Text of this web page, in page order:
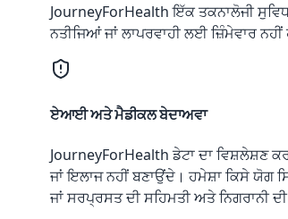
JourneyForHealth ਇੱਕ ਤਕਨਾਲੋਜੀ
ਨਤੀਜਿਆਂ ਜਾਂ ਲਾਪਰਵਾਹੀ ਲਈ ਜ਼ਿੰਮੇਵਾਰ ਨਹੀਂ
ਏਆਈ ਅਤੇ ਮੈਡੀਕਲ ਬੇਦਾਅਵਾ
JourneyForHealth ਡੇਟਾ ਦਾ ਵਿਸ਼ਲੇਸ਼ਣ
ਜਾਂ ਇਲਾਜ ਨਹੀਂ ਬਣਾਉਂਦੇ। ਹਮੇਸ਼ਾ ਕਿਸੇ ਯੋਗ
ਜਾਂ ਸਰਪ੍ਰਸਤ ਦੀ ਸਹਿਮਤੀ ਅਤੇ ਨਿਗਰਾਨੀ